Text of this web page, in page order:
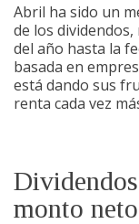
Abril ha sido un
de los
del año hasta la
basada en
está dando sus
renta cada vez
monto